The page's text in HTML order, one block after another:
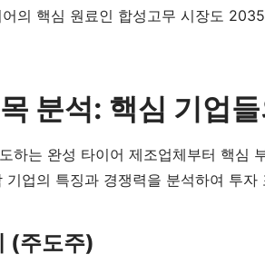
의 핵심 원료인 합성고무 시장도
분석: 핵심 기업
하는 완성 타이어 제조업체부터 핵심
업의 특징과 경쟁력을 분석하여 투자
(주도주)